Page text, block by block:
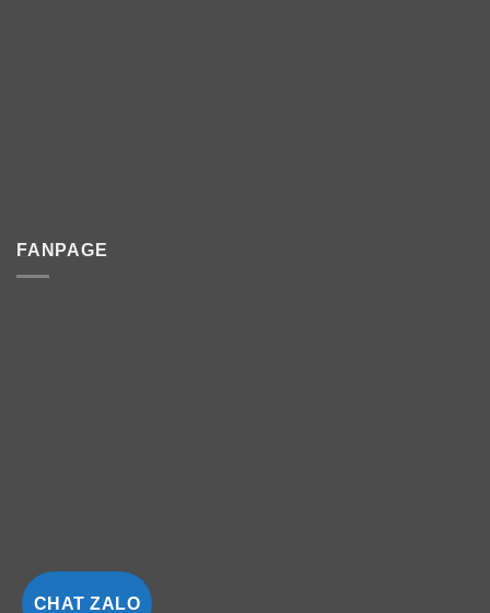
CHAT ZALO
FANPAGE